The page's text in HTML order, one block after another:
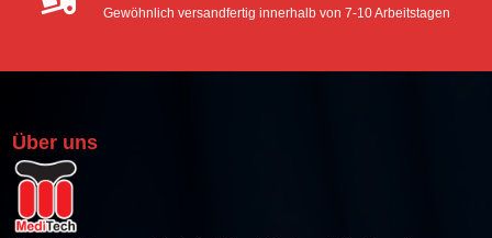
Gewöhnlich versandfertig innerhalb von 7-10 Arbeitstagen
Über uns